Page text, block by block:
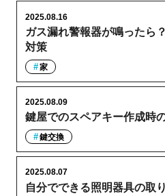
ガス漏れ警報器が鳴ったら
対策
2025.08.16
家
鍵屋でのスペアキー作成時
2025.08.09
鍵交換
自分でできる照明器具の取
2025.08.07